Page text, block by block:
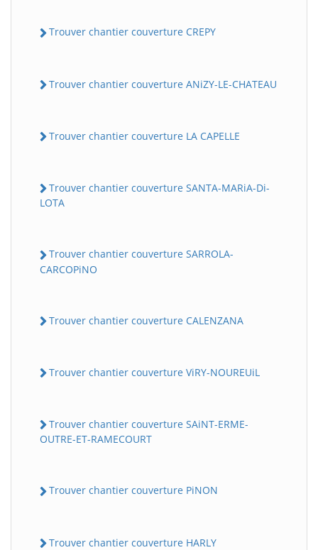
Trouver chantier couverture CREPY
Trouver chantier couverture ANiZY-LE-CHATEAU
Trouver chantier couverture LA CAPELLE
Trouver chantier couverture SANTA-MARiA-Di-
LOTA
Trouver chantier couverture SARROLA-
CARCOPiNO
Trouver chantier couverture CALENZANA
Trouver chantier couverture ViRY-NOUREUiL
Trouver chantier couverture SAiNT-ERME-
OUTRE-ET-RAMECOURT
Trouver chantier couverture PiNON
Trouver chantier couverture HARLY